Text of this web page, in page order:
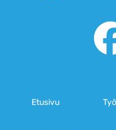
Etusivu